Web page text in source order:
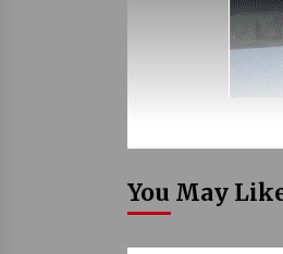
You May